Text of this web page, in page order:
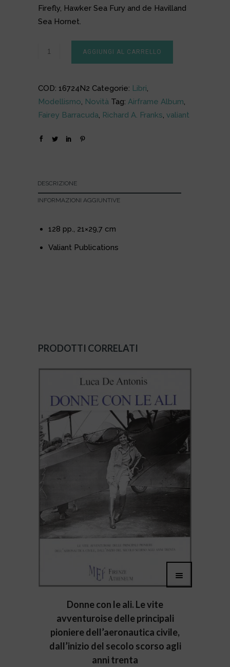
Firefly, Hawker Sea Fury and de Havilland
Sea Hornet.
AGGIUNGI AL CARRELLO
COD: 16724N2 Categorie: Libri,
Modellismo, Novità Tag: Airframe Album,
Fairey Barracuda, Richard A. Franks, valiant
DESCRIZIONE
INFORMAZIONI AGGIUNTIVE
128 pp., 21×29,7 cm
Valiant Publications
PRODOTTI CORRELATI
Donne con le ali. Le vite
avventuroise delle principali
pioniere dell’aeronautica civile,
dall’inizio del secolo scorso agli
anni trenta